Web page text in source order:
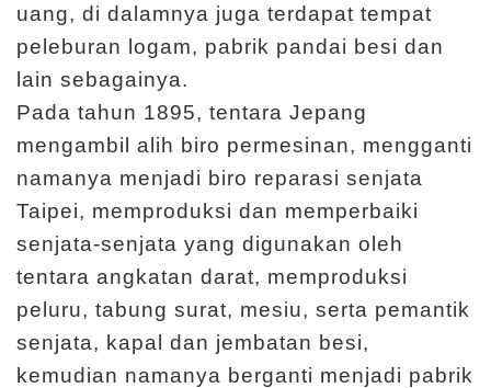
i
K
u
n
j
u
n
g
a
n
uang, di dalamnya juga terdapat tempat
peleburan logam, pabrik pandai besi dan
lain sebagainya.
Pada tahun 1895, tentara Jepang
mengambil alih biro permesinan, mengganti
namanya menjadi biro reparasi senjata
Taipei, memproduksi dan memperbaiki
senjata-senjata yang digunakan oleh
tentara angkatan darat, memproduksi
peluru, tabung surat, mesiu, serta pemantik
senjata, kapal dan jembatan besi,
kemudian namanya berganti menjadi pabrik